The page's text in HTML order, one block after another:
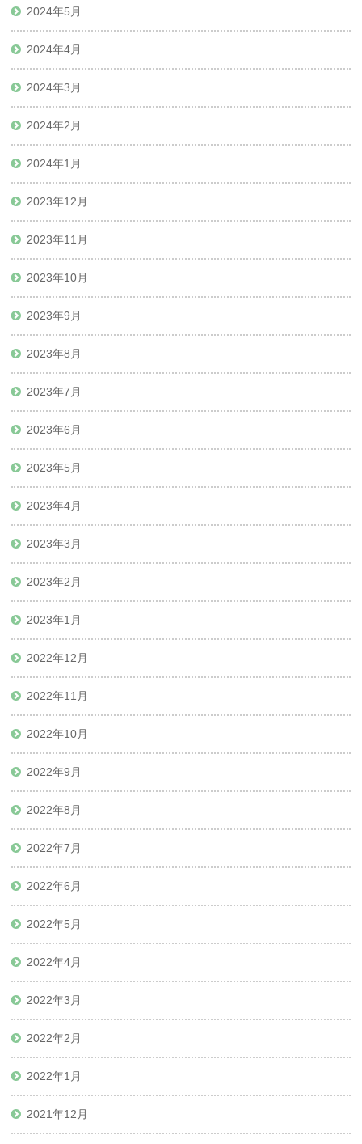
2024年5月
2024年4月
2024年3月
2024年2月
2024年1月
2023年12月
2023年11月
2023年10月
2023年9月
2023年8月
2023年7月
2023年6月
2023年5月
2023年4月
2023年3月
2023年2月
2023年1月
2022年12月
2022年11月
2022年10月
2022年9月
2022年8月
2022年7月
2022年6月
2022年5月
2022年4月
2022年3月
2022年2月
2022年1月
2021年12月